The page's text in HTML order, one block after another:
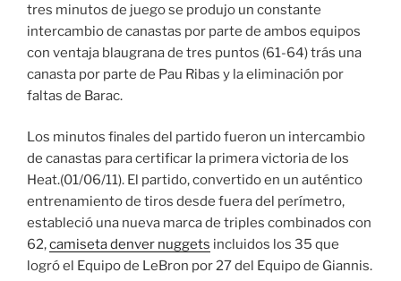
tres minutos de juego se produjo un constante
intercambio de canastas por parte de ambos equipos
con ventaja blaugrana de tres puntos (61-64) trás una
canasta por parte de Pau Ribas y la eliminación por
faltas de Barac.
Los minutos finales del partido fueron un intercambio
de canastas para certificar la primera victoria de los
Heat.(01/06/11). El partido, convertido en un auténtico
entrenamiento de tiros desde fuera del perímetro,
estableció una nueva marca de triples combinados con
62,camiseta denver nuggets incluidos los 35 que
logró el Equipo de LeBron por 27 del Equipo de Giannis.